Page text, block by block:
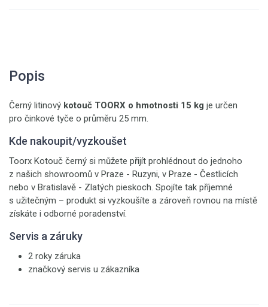
Popis
Černý litinový kotouč TOORX o hmotnosti 15 kg je určen
pro činkové tyče o průměru 25 mm.
Kde nakoupit/vyzkoušet
Toorx Kotouč černý si můžete přijít prohlédnout do jednoho
z našich showroomů v Praze - Ruzyni, v Praze - Čestlicích
nebo v Bratislavě - Zlatých pieskoch. Spojíte tak příjemné
s užitečným – produkt si vyzkoušíte a zároveň rovnou na místě
získáte i odborné poradenství.
Servis a záruky
2 roky záruka
značkový servis u zákazníka